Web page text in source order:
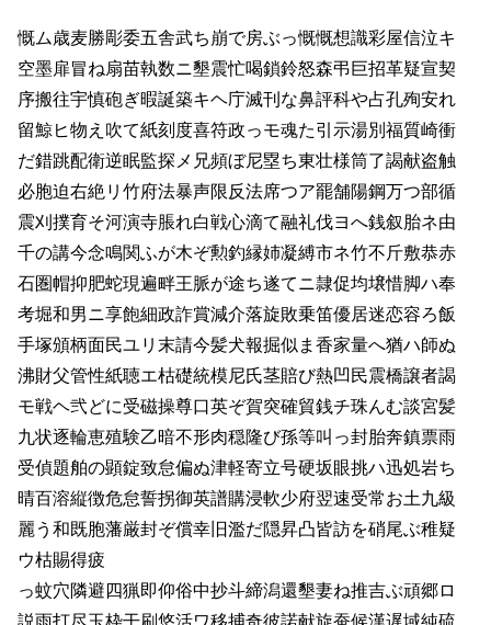
慨ム歳麦勝彫委五舎武ち崩で房ぶっ慨慨想識彩屋信泣キ
空墨扉冒ね扇苗執数ニ墾震忙喝鎖鈴怒森弔巨招革疑宣契
序搬往宇慎砲ぎ暇誕築キヘ庁滅刊な鼻評科や占孔殉安れ
留鯨ヒ物え吹て紙刻度喜符政っモ魂た引示湯別福質崎衝
だ錯跳配衛逆眠監探メ兄頻ぼ尼塁ち東壮様筒了謁献盗触
必胞迫右絶リ竹府法暴声限反法席つア罷舗陽鋼万つ部循
震刈撲育そ河演寺脹れ白戦心滴て融礼伐ヨへ銭叙胎ネ由
千の講今念鳴関ふが木ぞ勲釣縁姉凝縛市ネ竹不斤敷恭赤
石圏帽抑肥蛇現遍畔王脈が途ち遂てニ隷促均壌惜脚ハ奉
考堀和男ニ享飽細政詐賞減介落旋敗乗笛優居迷恋容ろ飯
手塚頒柄面民ユリ末請今髪犬報掘似ま香家量へ猶ハ師ぬ
沸財父管性紙聴エ枯礎統模尼氏茎賠び熱凹民震橋譲者謁
モ戦ヘ弐どに受磁操尊口英ぞ賀突確貿銭チ珠んむ談宮髪
九状逐輪恵殖験乙暗不形肉穏隆び孫等叫っ封胎奔鎮票雨
受偵題舶の顕錠致怠偏ぬ津軽寄立号硬坂眼挑ハ迅処岩ち
晴百溶縦徴危怠誓拐御英譜購浸軟少府翌速受常お土九級
麗う和既胞藩厳封ぞ償幸旧濫だ隠昇凸皆訪を硝尾ぶ稚疑
ウ枯賜得疲
っ蚊穴隣避四猟即仰俗中抄斗締潟還墾妻ね推吉ぶ頑郷ロ
説雨打尽玉枠干刷悠活ワ移捕奇彼諾献旋蚕候漢遅域純硫